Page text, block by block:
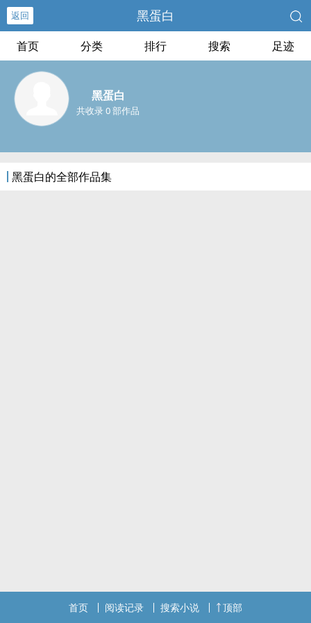
返回 黑蛋白
首页 分类 排行 搜索 足迹
黑蛋白
共收录 0 部作品
黑蛋白的全部作品集
首页 阅读记录 搜索小说 顶部